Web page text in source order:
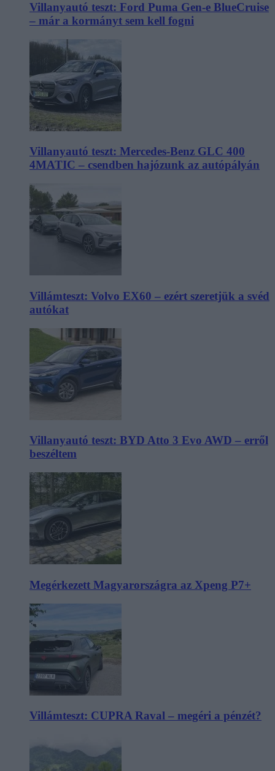
Villanyautó teszt: Ford Puma Gen-e BlueCruise
– már a kormányt sem kell fogni
Villanyautó teszt: Mercedes-Benz GLC 400
4MATIC – csendben hajózunk az autópályán
Villámteszt: Volvo EX60 – ezért szeretjük a svéd
autókat
Villanyautó teszt: BYD Atto 3 Evo AWD – erről
beszéltem
Megérkezett Magyarországra az Xpeng P7+
Villámteszt: CUPRA Raval – megéri a pénzét?